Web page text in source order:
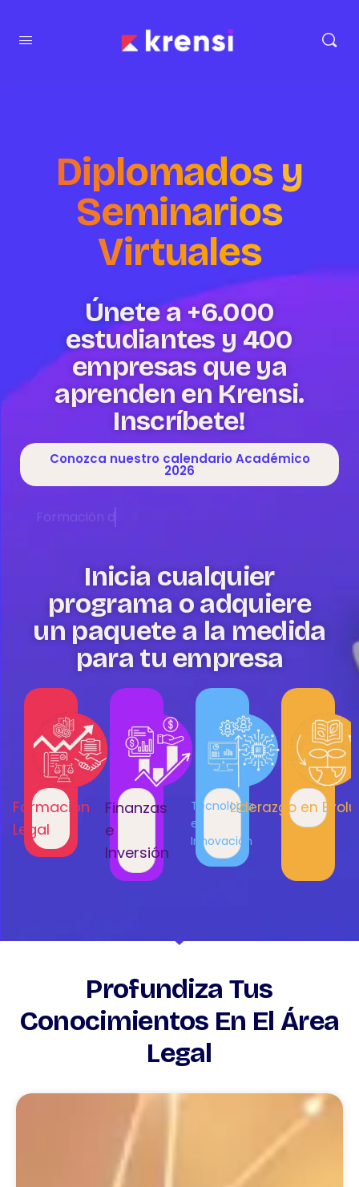
Diplomados y
Seminarios
Virtuales
Únete a +6.000
estudiantes y 400
empresas que ya
aprenden en Krensi.
Inscríbete!
Conozca nuestro calendario Académico
2026
Inicia cualquier
programa o adquiere
un paquete a la medida
para tu empresa
Formación
Legal
Finanzas
e
Inversión
Tecnología
e
Innovación
Liderazgo en
Profundiza Tus
Conocimientos En El Área
Legal